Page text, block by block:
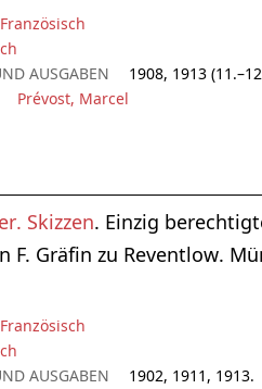
Französisch
AUSGABEN
1908, 1913
Prévost, Marcel
Skizzen. Einzig
F. Gräfin zu Reventlow.
Französisch
AUSGABEN
1902, 1911, 1913.